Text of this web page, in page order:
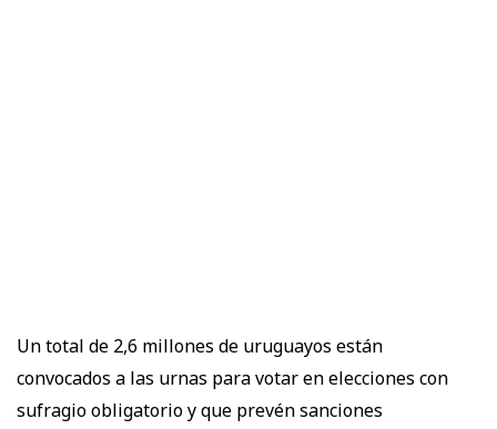
Un total de 2,6 millones de uruguayos están
convocados a las urnas para votar en elecciones con
sufragio obligatorio y que prevén sanciones